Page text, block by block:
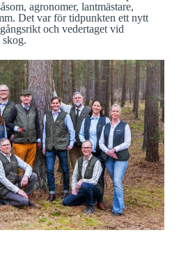
agronomer, lantmästare,
Det var för tidpunkten ett nytt
och vedertaget vid